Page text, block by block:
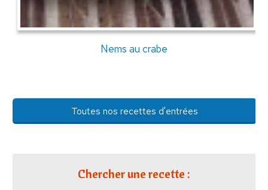
Nems au crabe
Toutes nos recettes d'entrées
Chercher une recette :